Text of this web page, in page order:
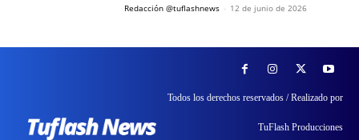
Redacción @tuflashnews - 12 de junio de 2026
Todos los derechos reservados / Realizado por
TuFlash Producciones